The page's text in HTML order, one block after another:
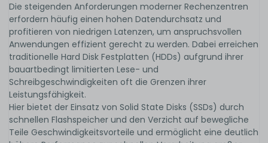
Die steigenden Anforderungen moderner Rechenzentren
erfordern häufig einen hohen Datendurchsatz und
profitieren von niedrigen Latenzen, um anspruchsvollen
Anwendungen effizient gerecht zu werden. Dabei erreichen
traditionelle Hard Disk Festplatten (HDDs) aufgrund ihrer
bauartbedingt limitierten Lese- und
Schreibgeschwindigkeiten oft die Grenzen ihrer
Leistungsfähigkeit.
Hier bietet der Einsatz von Solid State Disks (SSDs) durch
schnellen Flashspeicher und den Verzicht auf bewegliche
Teile Geschwindigkeitsvorteile und ermöglicht eine deutlich